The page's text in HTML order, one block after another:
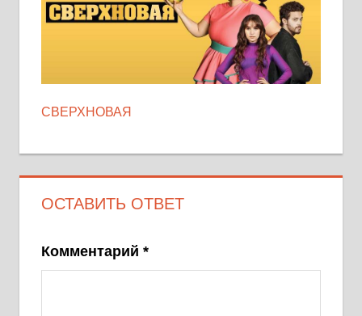
СВЕРХНОВАЯ
ОСТАВИТЬ ОТВЕТ
Комментарий *